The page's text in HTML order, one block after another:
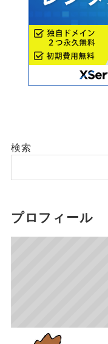
検索
プロフィール